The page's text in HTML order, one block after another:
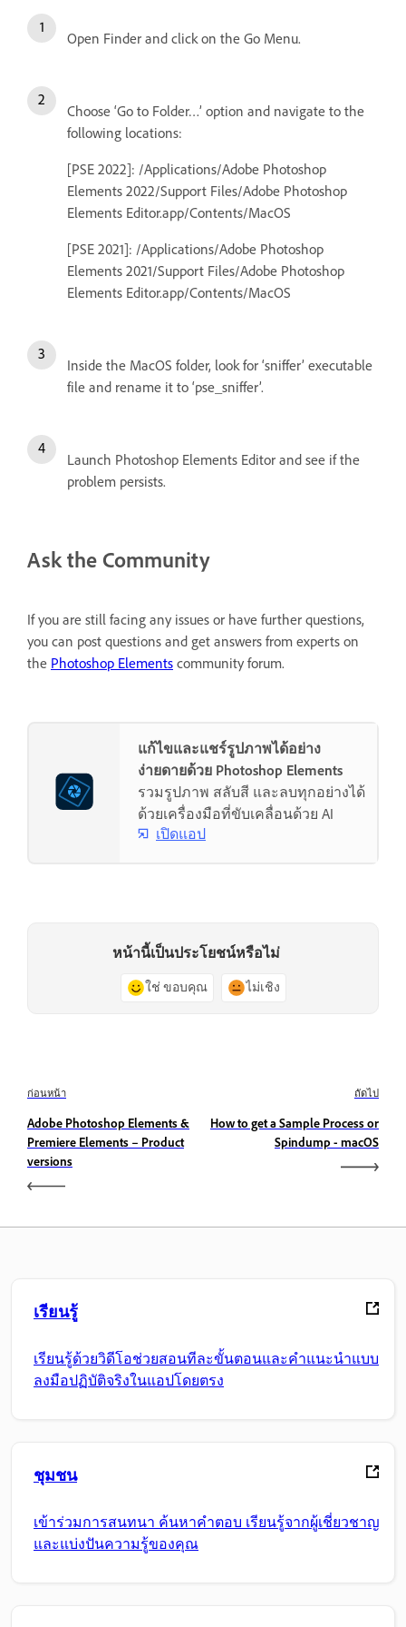
Open Finder and click on the Go Menu.
Choose ‘Go to Folder…’ option and navigate to the
following locations:
[PSE 2022]: /Applications/Adobe Photoshop
Elements 2022/Support Files/Adobe Photoshop
Elements Editor.app/Contents/MacOS
[PSE 2021]: /Applications/Adobe Photoshop
Elements 2021/Support Files/Adobe Photoshop
Elements Editor.app/Contents/MacOS
Inside the MacOS folder, look for ‘sniffer’ executable
file and rename it to ‘pse_sniffer’.
Launch Photoshop Elements Editor and see if the
problem persists.
Ask the Community
If you are still facing any issues or have further questions,
you can post questions and get answers from experts on
the Photoshop Elements community forum.
แก้ไขและแชร์รูปภาพได้อย่าง
ง่ายดายด้วย Photoshop Elements
รวมรูปภาพ สลับสี และลบทุกอย่างได้
ด้วยเครื่องมือที่ขับเคลื่อนด้วย AI
เปิดแอป
หน้านี้เป็นประโยชน์หรือไม่
ใช่ ขอบคุณ ไม่เชิง
ก่อนหน้า
Adobe Photoshop Elements &
Premiere Elements – Product
versions
ถัดไป
How to get a Sample Process or
Spindump - macOS
เรียนรู้
เรียนรู้ด้วยวิดีโอช่วยสอนทีละขั้นตอนและคำแนะนำแบบ
ลงมือปฏิบัติจริงในแอปโดยตรง
ชุมชน
เข้าร่วมการสนทนา ค้นหาคำตอบ เรียนรู้จากผู้เชี่ยวชาญ
และแบ่งปันความรู้ของคุณ